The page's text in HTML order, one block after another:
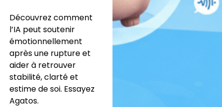
Découvrez comment
l’IA peut soutenir
émotionnellement
après une rupture et
aider à retrouver
stabilité, clarté et
estime de soi. Essayez
Agatos.